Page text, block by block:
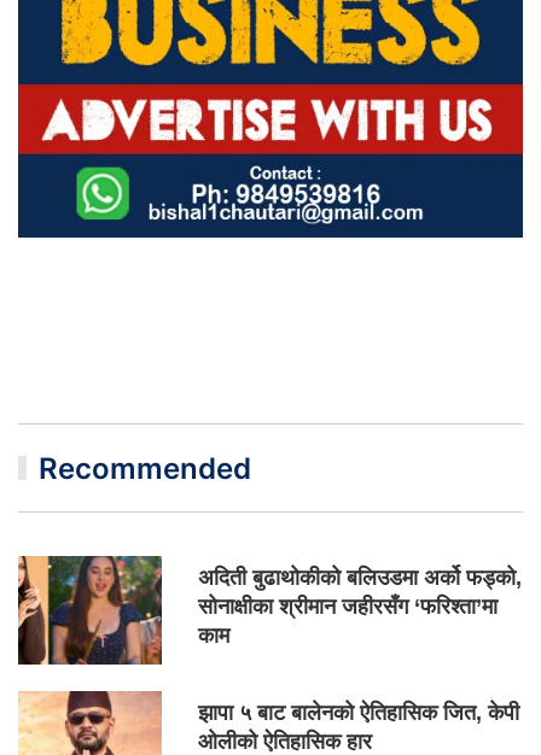
Recommended
अदिती बुढाथोकीको बलिउडमा अर्को फड्को,
सोनाक्षीका श्रीमान जहीरसँग ‘फरिश्ता’मा
काम
झापा ५ बाट बालेनको ऐतिहासिक जित, केपी
ओलीको ऐतिहासिक हार